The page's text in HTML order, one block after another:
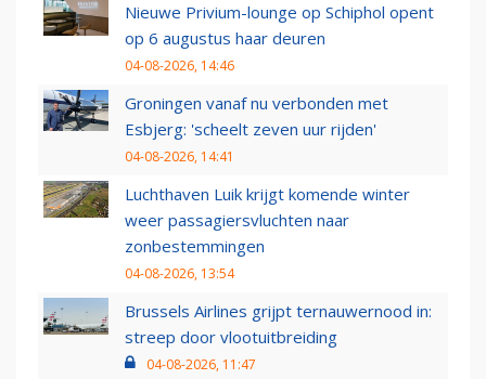
Nieuwe Privium-lounge op Schiphol opent
op 6 augustus haar deuren
04-08-2026, 14:46
Groningen vanaf nu verbonden met
Esbjerg: 'scheelt zeven uur rijden'
04-08-2026, 14:41
Luchthaven Luik krijgt komende winter
weer passagiersvluchten naar
zonbestemmingen
04-08-2026, 13:54
Brussels Airlines grijpt ternauwernood in:
streep door vlootuitbreiding
04-08-2026, 11:47